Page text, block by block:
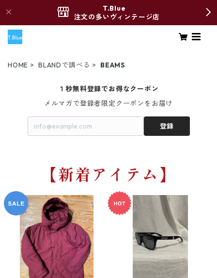
T.Blue
注文の多いヴィンテージ店
HOME BLANDで調べる BEAMS
１秒無料登録でお得なクーポン
メルマガで登録者限定クーポンをお届け
登録
【新着アイテム】